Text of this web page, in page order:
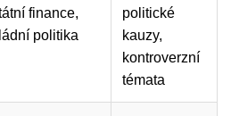
finance,
politika
politické
kauzy,
kontroverzní
témata